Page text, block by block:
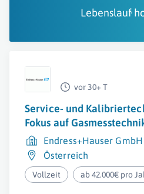
Lebenslauf
vor 30+ T
Service- und
Fokus auf
Endress+Hauser GmbH
Österreich
Vollzeit ab 42.000€ pro